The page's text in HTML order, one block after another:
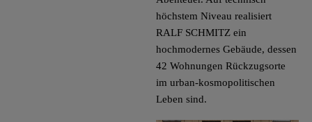
höchstem Niveau realisiert
RALF SCHMITZ ein
hochmodernes Gebäude, dessen
42 Wohnungen Rückzugsorte
im urban­-kosmopolitischen
Leben sind.